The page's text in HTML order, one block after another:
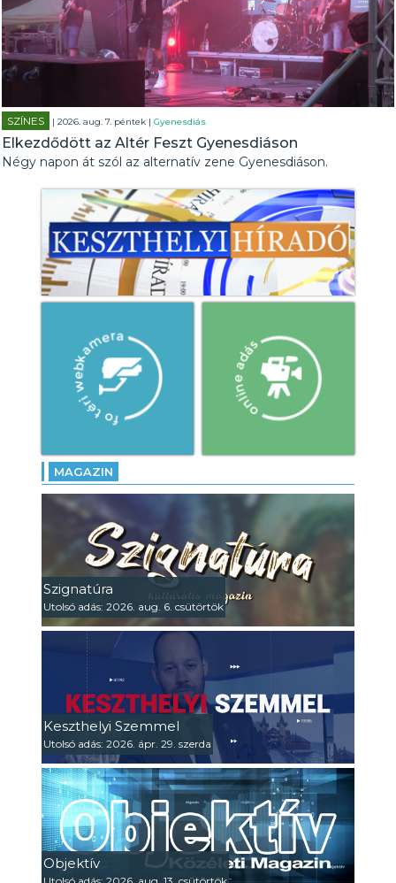
SZÍNES | 2026. aug. 7. péntek |Gyenesdiás
Elkezdődött az Altér Feszt Gyenesdiáson
Négy napon át szól az alternatív zene Gyenesdiáson.
MAGAZIN
Szignatúra
Utolsó adás: 2026. aug. 6. csütörtök
Keszthelyi Szemmel
Utolsó adás: 2026. ápr. 29. szerda
Objektív